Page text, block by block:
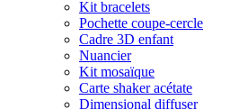
Kit bracelets
Pochette coupe-cercle
Cadre 3D enfant
Nuancier
Kit mosaïque
Carte shaker acétate
Dimensional diffuser